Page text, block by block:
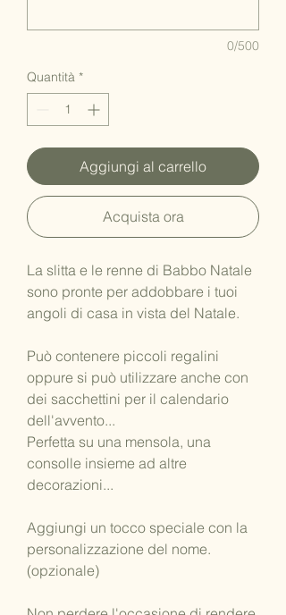
0/500
Quantità *
Aggiungi al carrello
Acquista ora
La slitta e le renne di Babbo Natale
sono pronte per addobbare i tuoi
angoli di casa in vista del Natale.
Può contenere piccoli regalini
oppure si può utilizzare anche con
dei sacchettini per il calendario
dell'avvento...
Perfetta su una mensola, una
consolle insieme ad altre
decorazioni...
Aggiungi un tocco speciale con la
personalizzazione del nome.
(opzionale)